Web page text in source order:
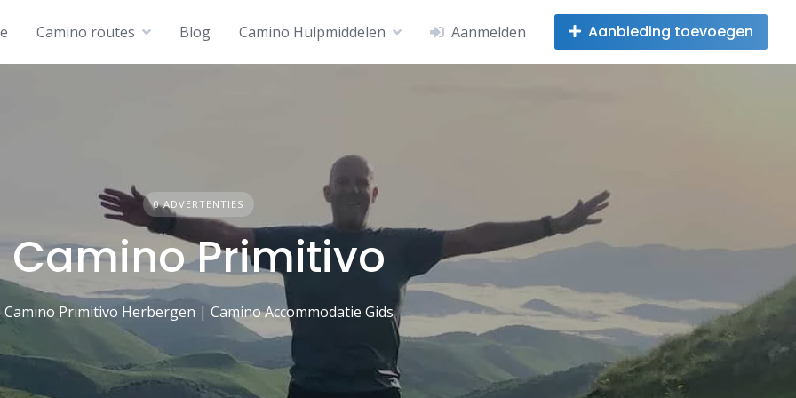
Camino routes Blog Camino Hulpmiddelen Aanmelden Aanbieding toevoegen
0 ADVERTENTIES
Camino Primitivo
Camino Primitivo Herbergen | Camino Accommodatie Gids